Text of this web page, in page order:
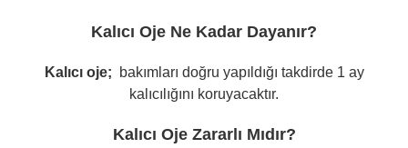
Kalıcı Oje Ne Kadar Dayanır?
Kalıcı oje;
bakımları doğru yapıldığı takdirde 1 ay
kalıcılığını koruyacaktır.
Kalıcı Oje Zararlı Mıdır?